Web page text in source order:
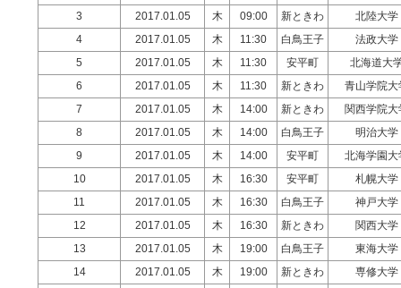
3
2017.01.05 木 09:00 新ときわ
北陸大学
4
2017.01.05 木 11:30 白鳥王子
法政大学
5
2017.01.05 木 11:30 安平町
北海道大
6
2017.01.05 木 11:30 新ときわ
青山学院大
7
2017.01.05 木 14:00 新ときわ
関西学院大
8
2017.01.05 木 14:00 白鳥王子
明治大学
9
2017.01.05 木 14:00 安平町
北海学園大
10
2017.01.05 木 16:30 安平町
札幌大学
11
2017.01.05 木 16:30 白鳥王子
神戸大学
12
2017.01.05 木 16:30 新ときわ
関西大学
13
2017.01.05 木 19:00 白鳥王子
東海大学
14
2017.01.05 木 19:00 新ときわ
専修大学